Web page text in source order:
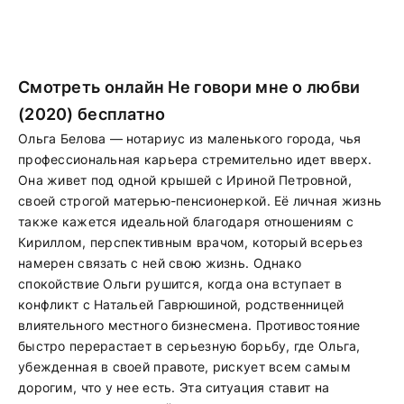
Смотреть онлайн Не говори мне о любви
(2020) бесплатно
Ольга Белова — нотариус из маленького города, чья
профессиональная карьера стремительно идет вверх.
Она живет под одной крышей с Ириной Петровной,
своей строгой матерью-пенсионеркой. Её личная жизнь
также кажется идеальной благодаря отношениям с
Кириллом, перспективным врачом, который всерьез
намерен связать с ней свою жизнь. Однако
спокойствие Ольги рушится, когда она вступает в
конфликт с Натальей Гаврюшиной, родственницей
влиятельного местного бизнесмена. Противостояние
быстро перерастает в серьезную борьбу, где Ольга,
убежденная в своей правоте, рискует всем самым
дорогим, что у нее есть. Эта ситуация ставит на